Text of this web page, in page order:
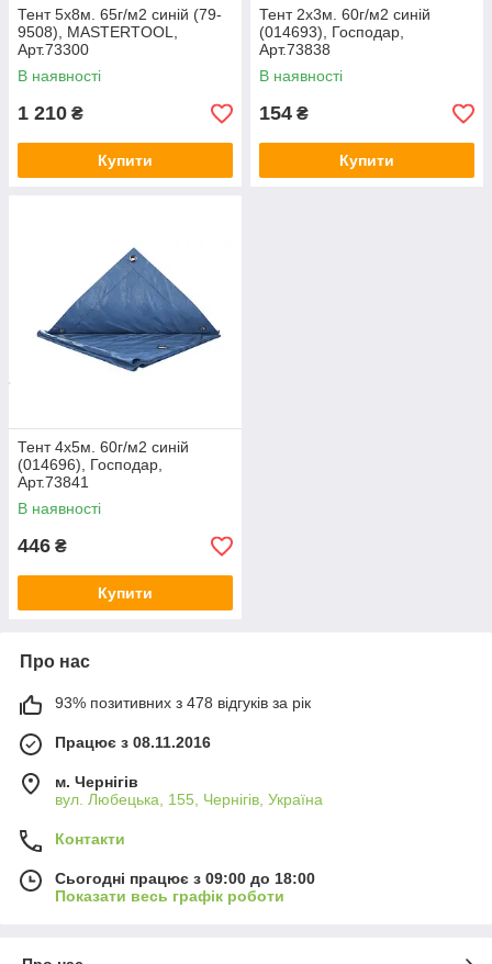
Тент 5х8м. 65г/м2 синій (79-
9508), MASTERTOOL,
Арт.73300
В наявності
1 210 ₴
Купити
Тент 2х3м. 60г/м2 синій
(014693), Господар,
Арт.73838
В наявності
154 ₴
Купити
Тент 4х5м. 60г/м2 синій
(014696), Господар,
Арт.73841
В наявності
446 ₴
Купити
Про нас
93% позитивних з 478 відгуків за рік
Працює з 08.11.2016
м. Чернігів
вул. Любецька, 155, Чернігів, Україна
Контакти
Сьогодні працює з 09:00 до 18:00
Показати весь графік роботи